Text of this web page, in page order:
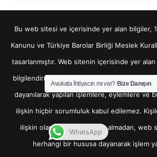
Bu web sitesi ve içerisinde yer alan bilgiler,
Kanunu ve Türkiye Barolar Birliği Meslek
tasarlanmıştır. Web sitenin içerisinde yer
bilgilendirme amaçlı olup, bu bilgilerin bir
dayanılarak yapılan işlemlere, eylemlere ve
ilişkin hiçbir sorumluluk kabul edilemez.
ilişkin olarak hukuki destek almadan, web
herhangi bir hususa dayanarak işlem
Avukata İhtiyacın mı var? Bize Danışın
WhatsApp